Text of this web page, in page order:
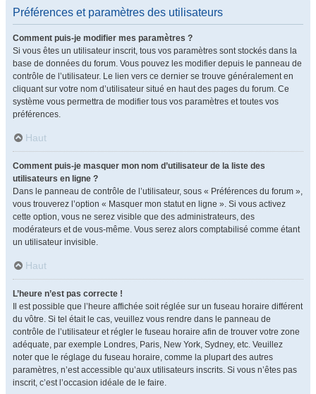
Préférences et paramètres des utilisateurs
Comment puis-je modifier mes paramètres ?
Si vous êtes un utilisateur inscrit, tous vos paramètres sont stockés dans la
base de données du forum. Vous pouvez les modifier depuis le panneau de
contrôle de l’utilisateur. Le lien vers ce dernier se trouve généralement en
cliquant sur votre nom d’utilisateur situé en haut des pages du forum. Ce
système vous permettra de modifier tous vos paramètres et toutes vos
préférences.
Haut
Comment puis-je masquer mon nom d’utilisateur de la liste des
utilisateurs en ligne ?
Dans le panneau de contrôle de l’utilisateur, sous « Préférences du forum »,
vous trouverez l’option « Masquer mon statut en ligne ». Si vous activez
cette option, vous ne serez visible que des administrateurs, des
modérateurs et de vous-même. Vous serez alors comptabilisé comme étant
un utilisateur invisible.
Haut
L’heure n’est pas correcte !
Il est possible que l’heure affichée soit réglée sur un fuseau horaire différent
du vôtre. Si tel était le cas, veuillez vous rendre dans le panneau de
contrôle de l’utilisateur et régler le fuseau horaire afin de trouver votre zone
adéquate, par exemple Londres, Paris, New York, Sydney, etc. Veuillez
noter que le réglage du fuseau horaire, comme la plupart des autres
paramètres, n’est accessible qu’aux utilisateurs inscrits. Si vous n’êtes pas
inscrit, c’est l’occasion idéale de le faire.